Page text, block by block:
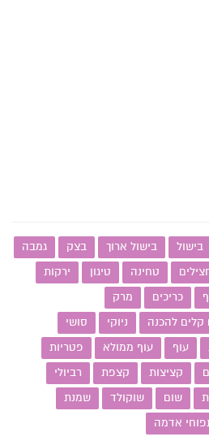
בישול בישול ארוך בצק
גמבה
טחינה טיגון
ירקות
כריכים
מרק
קלים להכנה ניוקי
סושי
עוף עוף ממולא
פטריות
קציצות קצפת
רביולי
שום שוקולד
שמנת
אדמה